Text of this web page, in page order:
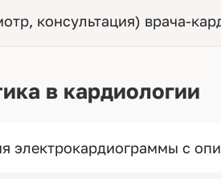
консультация) врача-
в кардиологии
электрокардиограммы с